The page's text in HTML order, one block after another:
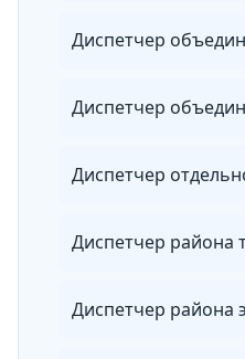
Диспетчер
Диспетчер района
Диспетчер района